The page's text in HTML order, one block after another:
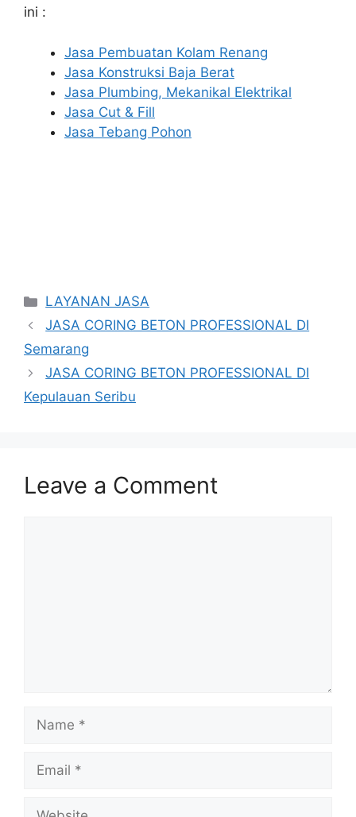
ini :
Jasa Pembuatan Kolam Renang
Jasa Konstruksi Baja Berat
Jasa Plumbing, Mekanikal Elektrikal
Jasa Cut & Fill
Jasa Tebang Pohon
Categories
LAYANAN JASA
JASA CORING BETON PROFESSIONAL DI
Semarang
JASA CORING BETON PROFESSIONAL DI
Kepulauan Seribu
Leave a Comment
Name
Email
Website